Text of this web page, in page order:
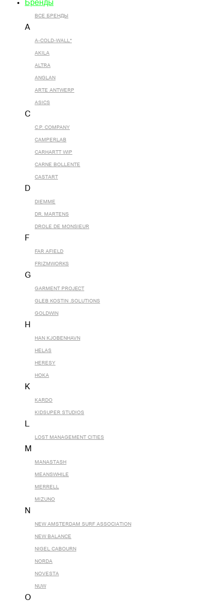
Бренды
ВСЕ БРЕНДЫ
A
A-COLD-WALL*
AKILA
ALTRA
ANGLAN
ARTE ANTWERP
ASICS
C
C.P. COMPANY
CAMPERLAB
CARHARTT WIP
CARNE BOLLENTE
CASTART
D
DIEMME
DR. MARTENS
DROLE DE MONSIEUR
F
FAR AFIELD
FRIZMWORKS
G
GARMENT PROJECT
GLEB KOSTIN .SOLUTIONS
GOLDWIN
H
HAN KJOBENHAVN
HELAS
HERESY
HOKA
K
KARDO
KIDSUPER STUDIOS
L
LOST MANAGEMENT CITIES
M
MANASTASH
MEANSWHILE
MERRELL
MIZUNO
N
NEW AMSTERDAM SURF ASSOCIATION
NEW BALANCE
NIGEL CABOURN
NORDA
NOVESTA
NUW
O